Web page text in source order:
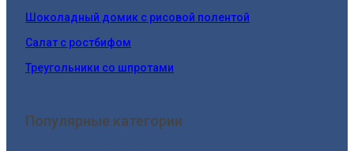
Шоколадный домик с рисовой полентой
Салат с ростбифом
Треугольники со шпротами
Популярные категории